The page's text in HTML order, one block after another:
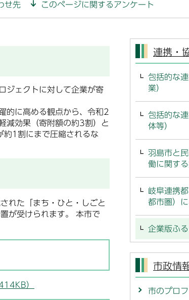
せ先 このページに関するアンケート
ジェクトに対して企業が寄
的に高める観点から、令和2
減効果（寄附額の約3割）と
約1割にまで圧縮されるな
れた「まち・ひと・しごと
が受けられます。 本市で
）
連携・
包括的な
業）
包括的な
体等）
羽島市と
働に関す
岐阜連携
都市圏）
企業版ふ
市政情
市のプロ